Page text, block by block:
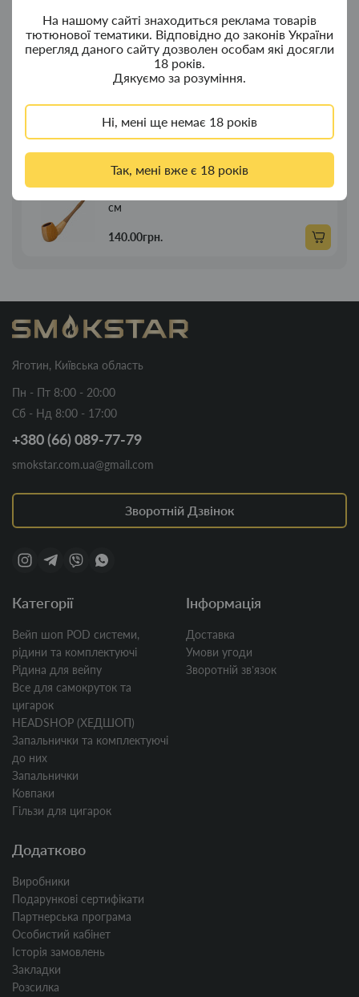
На нашому сайті знаходиться реклама товарів
тютюнової тематики. Відповідно до законів України
перегляд даного сайту дозволен особам які досягли
18 років.
Дякуємо за розуміння.
Ні, мені ще немає 18 років
Так, мені вже є 18 років
запальничкою на 20 сиг
269.00грн.
Новинка
Люлька для куріння дерев'яна пряма 21
см
140.00грн.
Яготин, Київська область
Пн - Пт 8:00 - 20:00
Сб - Нд 8:00 - 17:00
+380 (66) 089-77-79
smokstar.com.ua@gmail.com
Зворотній Дзвінок
Категорії
Вейп шоп POD системи,
рідини та комплектуючі
Рідина для вейпу
Все для самокруток та
цигарок
HEADSHOP (ХЕДШОП)
Запальнички та комплектуючі
до них
Запальнички
Ковпаки
Гільзи для цигарок
Інформація
Доставка
Умови угоди
Зворотній звʼязок
Додатково
Виробники
Подарункові сертифікати
Партнерська програма
Особистий кабінет
Історія замовлень
Закладки
Розсилка